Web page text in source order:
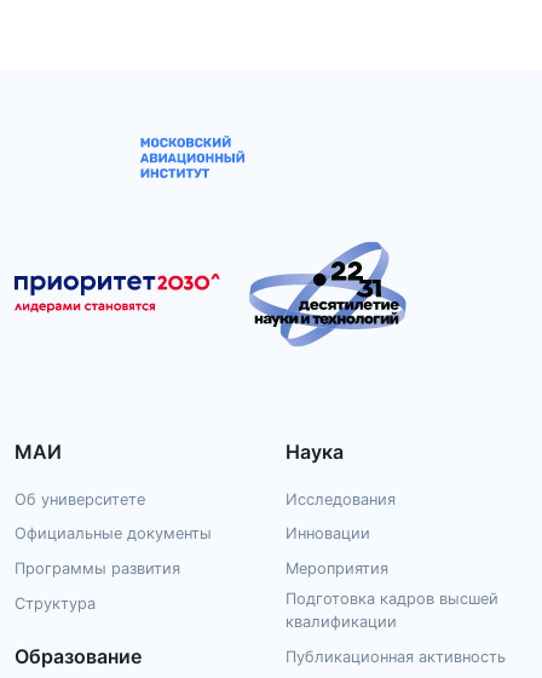
МАИ
Об университете
Официальные документы
Программы развития
Структура
Образование
Наука
Исследования
Инновации
Мероприятия
Подготовка кадров высшей
квалификации
Публикационная активность